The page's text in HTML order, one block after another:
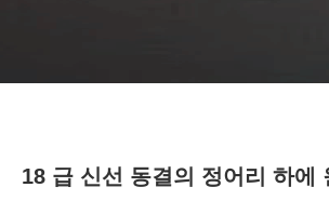
18 급 신선 동결의 정어리 하에